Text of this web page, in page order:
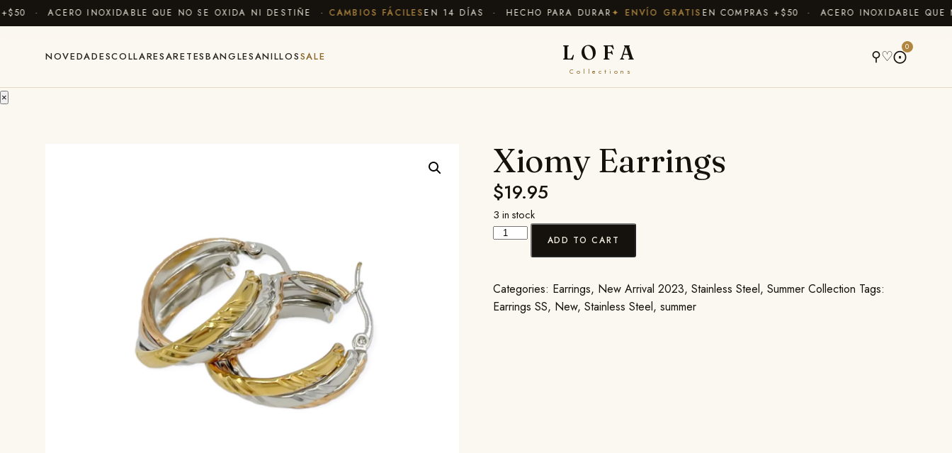
· ACERO INOXIDABLE QUE NO SE OXIDA NI DESTIÑE · CAMBIOS FÁCILESEN 14 DÍAS · HECHO PARA DURAR✦ ENVÍO GRATISEN COMPRAS +$50 · ACERO INOXIDABLE QUE
NOVEDADESCOLLARESARETESBANGLESANILLOSSALE LOFA
Collections
⚲♡⨀
0
×
Xiomy Earrings
$19.95
3 in stock
ADD TO CART
Categories: Earrings, New Arrival 2023,Stainless Steel,Summer Collection Tags:
Earrings SS, New,Stainless Steel,summer